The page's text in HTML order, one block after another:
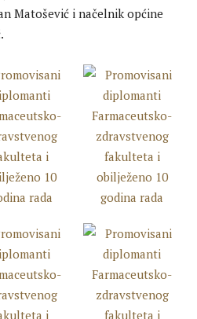
Matošević i načelnik općine